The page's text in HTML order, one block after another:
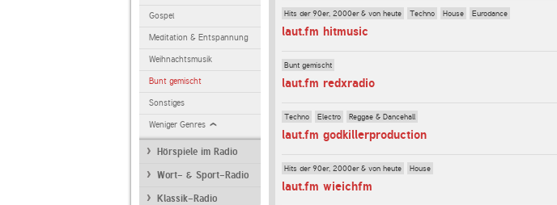
Gospel
Meditation & Entspannung
Weihnachtsmusik
Bunt gemischt
Sonstiges
Weniger Genres
Hörspiele im Radio
Wort- & Sport-Radio
Klassik-Radio
Hits der 90er, 2000er & von heute Techno House Eurodance
laut.fm hitmusic
Bunt gemischt
laut.fm redxradio
Techno Electro Reggae & Dancehall
laut.fm godkillerproduction
Hits der 90er, 2000er & von heute House
laut.fm wieichfm